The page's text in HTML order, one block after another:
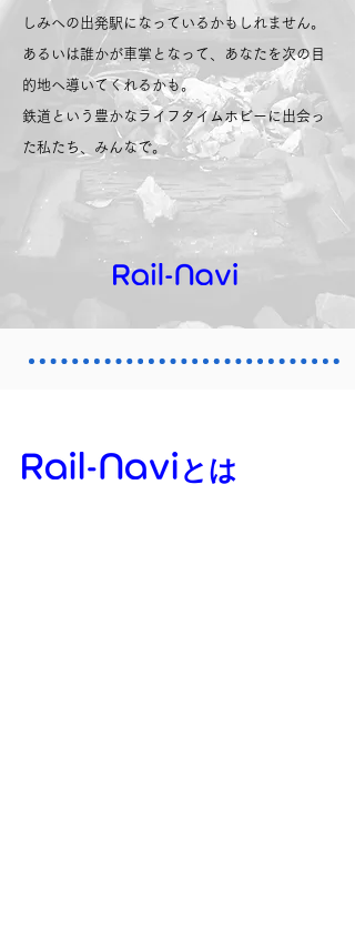
しみへの出発駅になっているかもしれません。
あるいは誰かが車掌となって、あなたを次の目
的地へ導いてくれるかも。
鉄道という豊かなライフタイムホビーに出会っ
た私たち、みんなで。
さぁ、鉄道趣味のワクワクする未来へ、
とは